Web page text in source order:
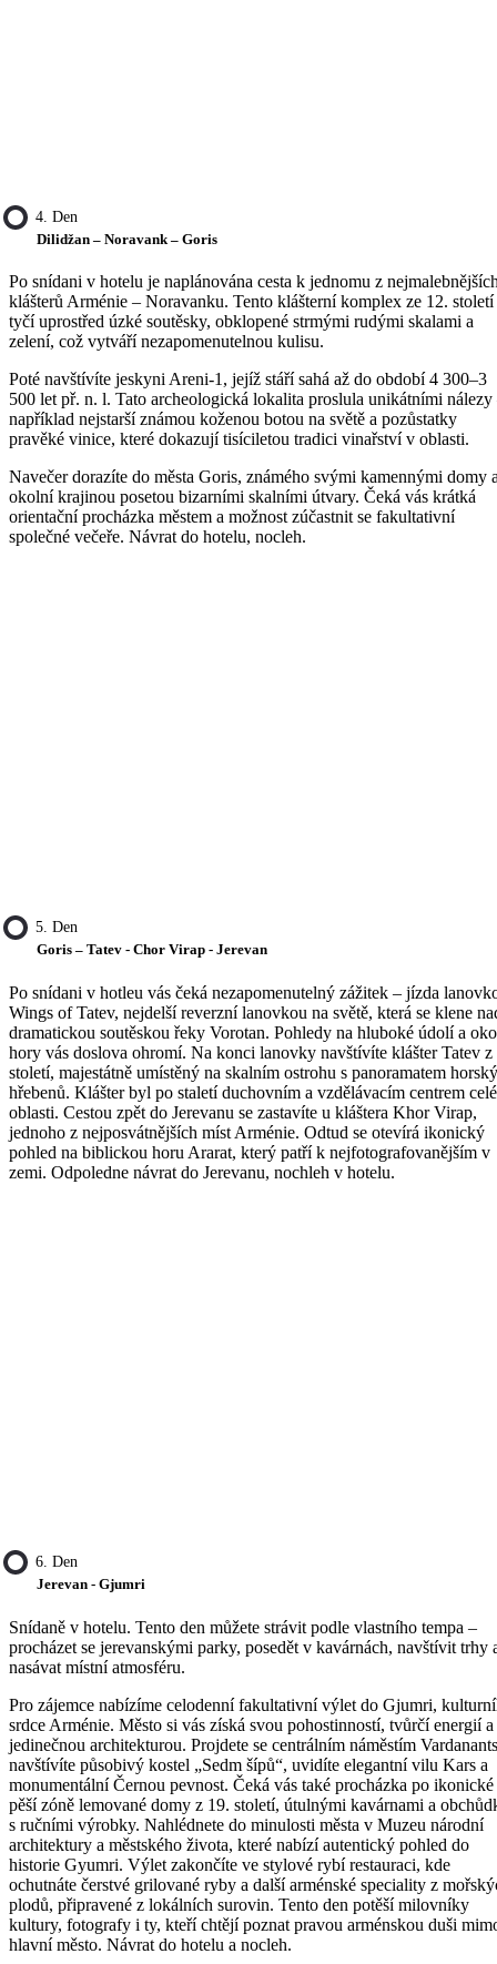
4. Den
Dilidžan – Noravank – Goris
Po snídani v hotelu je naplánována cesta k jednomu z
klášterů Arménie – Noravanku. Tento klášterní komplex ze 12. století
tyčí uprostřed úzké soutěsky, obklopené strmými rudými skalami a
zelení, což vytváří nezapomenutelnou kulisu.
Poté navštívíte jeskyni Areni-1, jejíž stáří sahá až do období 4 300–3
500 let př. n. l. Tato archeologická lokalita proslula unikátními nálezy
například nejstarší známou koženou botou na světě a pozůstatky
pravěké vinice, které dokazují tisíciletou tradici vinařství v oblasti.
Navečer dorazíte do města Goris, známého svými kamennými domy
okolní krajinou posetou bizarními skalními útvary. Čeká vás krátká
orientační procházka městem a možnost zúčastnit se fakultativní
společné večeře. Návrat do hotelu, nocleh.
5. Den
Goris – Tatev - Chor Virap - Jerevan
Po snídani v hotleu vás čeká nezapomenutelný zážitek – jízda
Wings of Tatev, nejdelší reverzní lanovkou na světě, která se klene
dramatickou soutěskou řeky Vorotan. Pohledy na hluboké údolí a
hory vás doslova ohromí. Na konci lanovky navštívíte klášter Tatev z
století, majestátně umístěný na skalním ostrohu s panoramatem
hřebenů. Klášter byl po staletí duchovním a vzdělávacím centrem celé
oblasti. Cestou zpět do Jerevanu se zastavíte u kláštera Khor Virap,
jednoho z nejposvátnějších míst Arménie. Odtud se otevírá ikonický
pohled na biblickou horu Ararat, který patří k nejfotografovanějším v
zemi. Odpoledne návrat do Jerevanu, nochleh v hotelu.
6. Den
Jerevan - Gjumri
Snídaně v hotelu. Tento den můžete strávit podle vlastního tempa –
procházet se jerevanskými parky, posedět v kavárnách, navštívit trhy
nasávat místní atmosféru.
Pro zájemce nabízíme celodenní fakultativní výlet do Gjumri,
srdce Arménie. Město si vás získá svou pohostinností, tvůrčí energií a
jedinečnou architekturou. Projdete se centrálním náměstím
navštívíte působivý kostel „Sedm šípů“, uvidíte elegantní vilu Kars a
monumentální Černou pevnost. Čeká vás také procházka po ikonické
pěší zóně lemované domy z 19. století, útulnými kavárnami a
s ručními výrobky. Nahlédnete do minulosti města v Muzeu národní
architektury a městského života, které nabízí autentický pohled do
historie Gyumri. Výlet zakončíte ve stylové rybí restauraci, kde
ochutnáte čerstvé grilované ryby a další arménské speciality z
plodů, připravené z lokálních surovin. Tento den potěší milovníky
kultury, fotografy i ty, kteří chtějí poznat pravou arménskou duši
hlavní město. Návrat do hotelu a nocleh.